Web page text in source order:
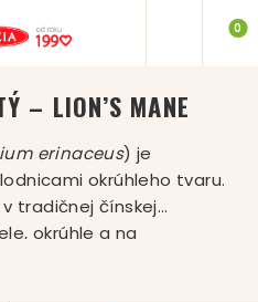
0
– LION’S MANE
erinaceus) je
okrúhleho tvaru.
tradičnej čínskej
okrúhle a na
pripomínajú srsť.